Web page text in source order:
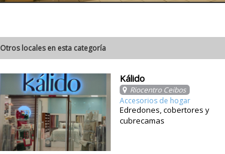
Otros locales en esta categoría
Kálido
Riocentro Ceibos
Accesorios de hogar
Edredones, cobertores y
cubrecamas